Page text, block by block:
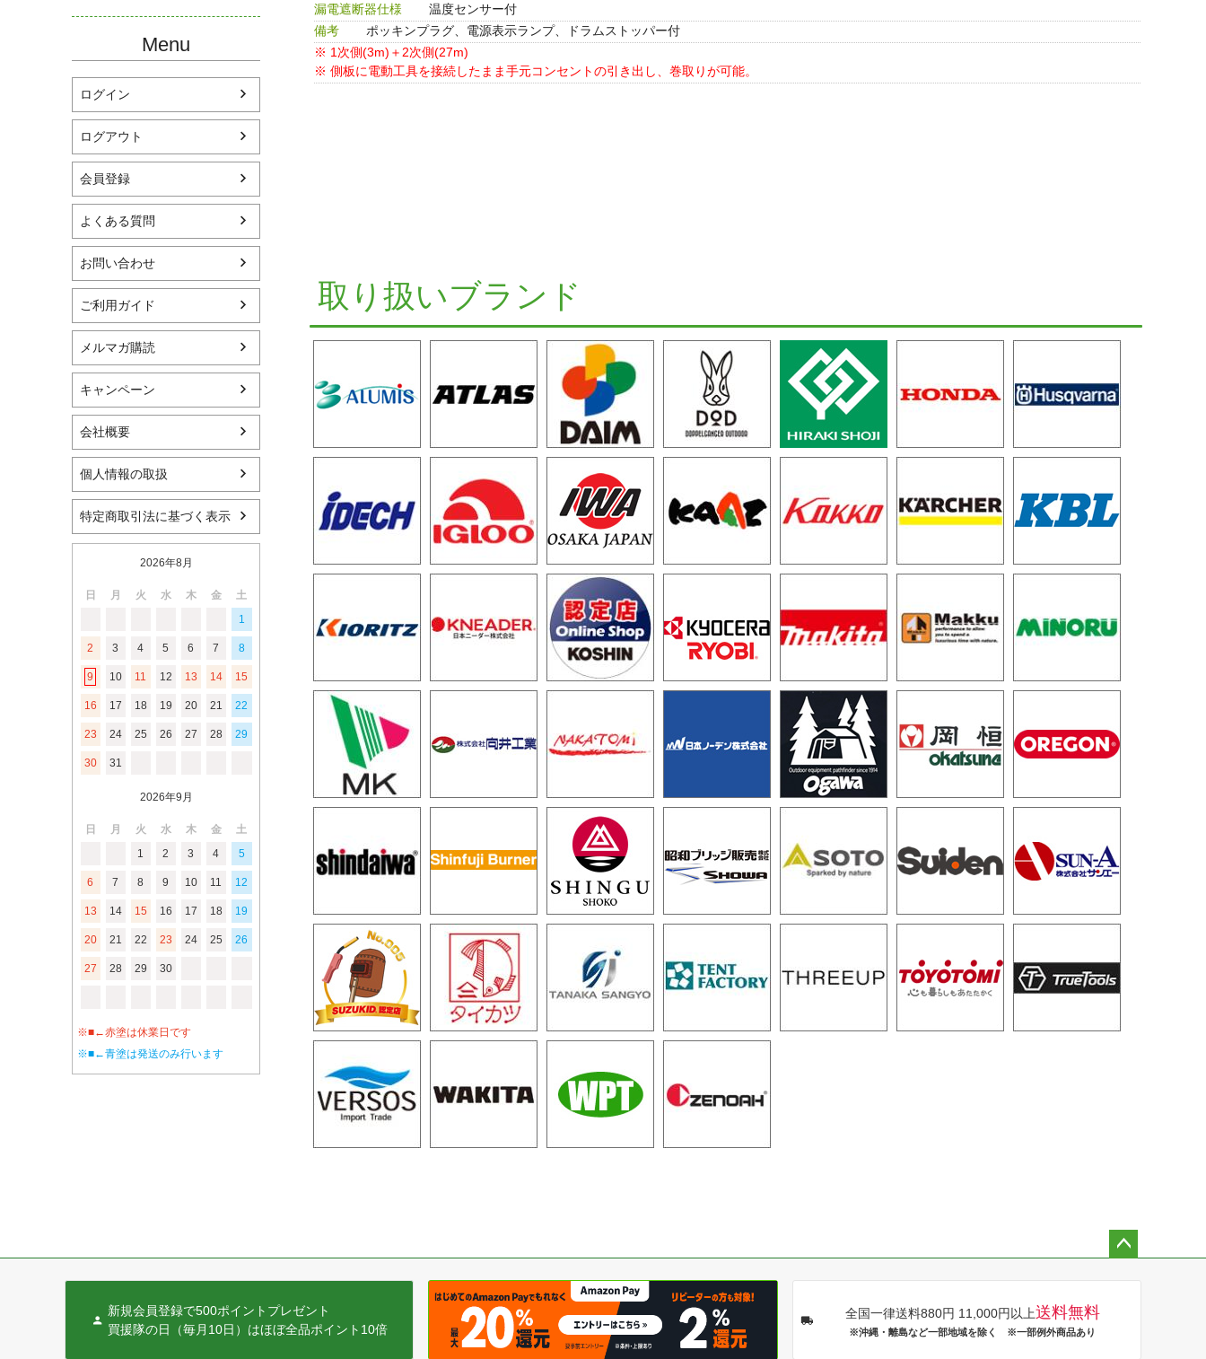
Menu
ログイン
ログアウト
会員登録
よくある質問
お問い合わせ
ご利用ガイド
メルマガ購読
キャンペーン
会社概要
個人情報の取扱
特定商取引法に基づく表示
2026年8月
日 月 火 水 木 金
土
1
2 3 4 5 6 7 8
9 10 11 12 13 14 15
16 17 18 19 20 21 22
23 24 25 26 27 28 29
30 31
2026年9月
日 月 火 水 木 金
土
1
2 3 4 5
6 7 8 9 10 11 12
13 14 15 16 17 18 19
20 21 22 23 24 25 26
27 28 29 30
※■←赤塗は休業日です
※■←青塗は発送のみ行います
漏電遮断器仕様
温度センサー付
備考
ポッキンプラグ、電源表示ランプ、ドラムストッパー付
※ 1次側(3m)＋2次側(27m)
※ 側板に電動工具を接続したまま手元コンセントの引き出し、巻取りが可能。
取り扱いブランド
新規会員登録で500ポイントプレゼント
買援隊の日（毎月10日）はほぼ全品ポイント10倍
全国一律送料880円 11,000円以上送料無料
※沖縄・離島など一部地域を除く ※一部例外商品あり